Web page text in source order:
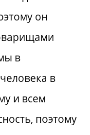
он
в
в
и всем
поэтому